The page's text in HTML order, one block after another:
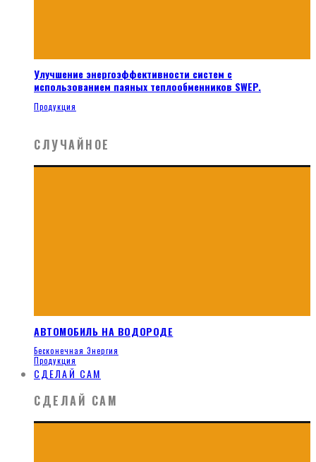
Улучшение энергоэффективности систем с
использованием паяных теплообменников SWEP.
Продукция
СЛУЧАЙНОЕ
АВТОМОБИЛЬ НА ВОДОРОДЕ
Бесконечная Энергия
Продукция
СДЕЛАЙ САМ
СДЕЛАЙ САМ